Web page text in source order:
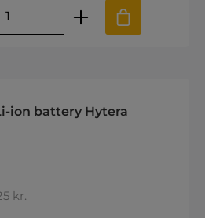
Indtast den
ion battery Hytera
kr.